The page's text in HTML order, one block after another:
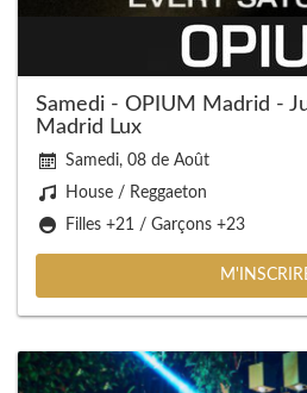
Samedi - OPIUM Madrid -
Madrid Lux
Samedi, 08 de Août
House / Reggaeton
Filles +21 / Garçons +23